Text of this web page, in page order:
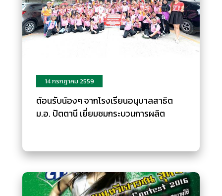
14 กรกฎาคม 2559
ต้อนรับน้องๆ จากโรงเรียนอนุบาลสาธิต
ม.อ. ปัตตานี เยี่ยมชมกระบวนการผลิต